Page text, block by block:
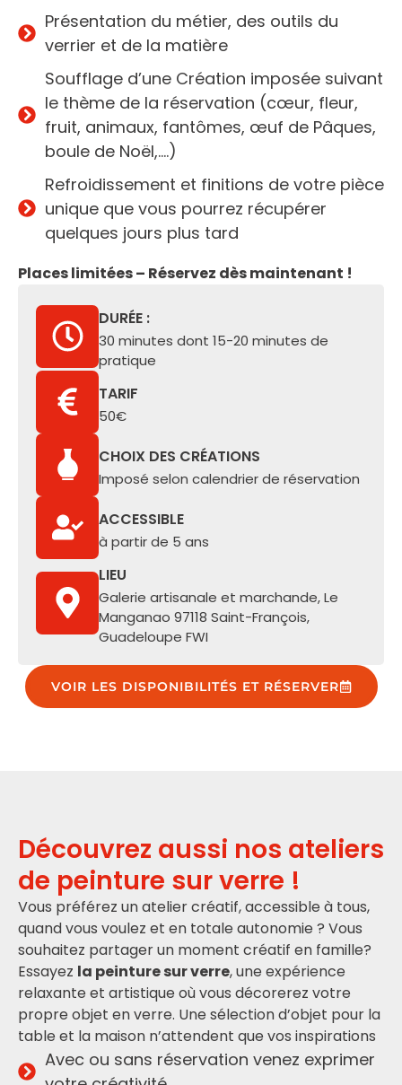
DURÉE :
30 minutes dont 15-20 minutes de
pratique
TARIF
50€
CHOIX DES CRÉATIONS
Imposé selon calendrier de réservation
ACCESSIBLE
à partir de 5 ans
LIEU
Galerie artisanale et marchande, Le
Manganao 97118 Saint-François,
Guadeloupe FWI
Présentation du métier, des outils du
verrier et de la matière
Soufflage d’une Création imposée suivant
le thème de la réservation (cœur, fleur,
fruit, animaux, fantômes, œuf de Pâques,
boule de Noël,….)
Refroidissement et finitions de votre pièce
unique que vous pourrez récupérer
quelques jours plus tard
Places limitées – Réservez dès maintenant !
VOIR LES DISPONIBILITÉS ET RÉSERVER
Découvrez aussi nos ateliers
de peinture sur verre !
Vous préférez un atelier créatif, accessible à tous,
quand vous voulez et en totale autonomie ? Vous
souhaitez partager un moment créatif en famille?
Essayez la peinture sur verre, une expérience
relaxante et artistique où vous décorerez votre
propre objet en verre. Une sélection d’objet pour la
table et la maison n’attendent que vos inspirations
Avec ou sans réservation venez exprimer